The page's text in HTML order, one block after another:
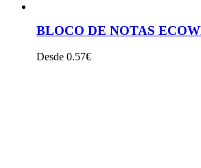
BLOCO DE NOTAS
Desde 0.57€